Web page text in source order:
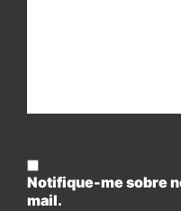
Notifique-me sobre
mail.